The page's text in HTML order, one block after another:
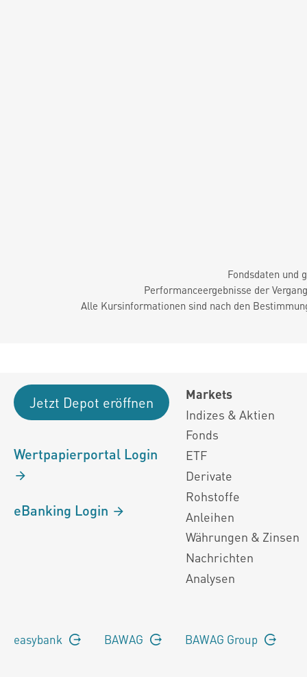
Fondsdaten und
Performanceergebnisse der
Alle Kursinformationen sind nach den
Jetzt Depot eröffnen
Wertpapierportal Login
eBanking Login
Markets
Indizes & Aktien
Fonds
ETF
Derivate
Rohstoffe
Anleihen
Währungen & Zinsen
Nachrichten
Analysen
easybank BAWAG BAWAG Group